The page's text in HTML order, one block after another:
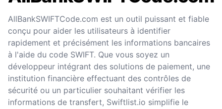
AllBankSWIFTCode.com est un outil puissant et fiable
conçu pour aider les utilisateurs à identifier
rapidement et précisément les informations bancaires
à l'aide du code SWIFT. Que vous soyez un
développeur intégrant des solutions de paiement, une
institution financière effectuant des contrôles de
sécurité ou un particulier souhaitant vérifier les
informations de transfert, Swiftlist.io simplifie le